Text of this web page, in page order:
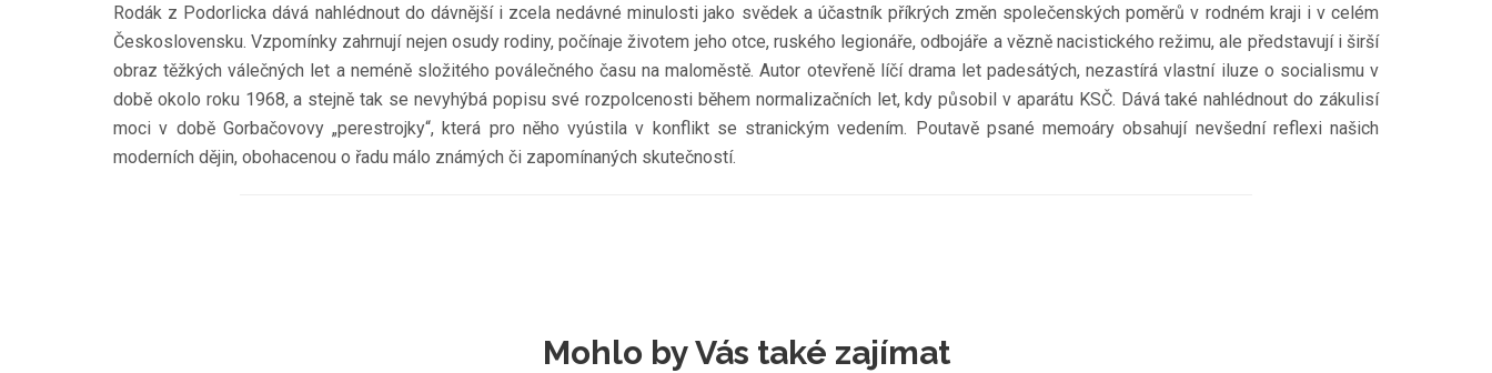
Rodák z Podorlicka dává nahlédnout do dávnější i zcela nedávné minulosti jako svědek a účastník příkrých změn společenských poměrů v rodném kraji i v celém
Československu. Vzpomínky zahrnují nejen osudy rodiny, počínaje životem jeho otce, ruského legionáře, odbojáře a vězně nacistického režimu, ale představují i širší
obraz těžkých válečných let a neméně složitého poválečného času na maloměstě. Autor otevřeně líčí drama let padesátých, nezastírá vlastní iluze o socialismu v
době okolo roku 1968, a stejně tak se nevyhýbá popisu své rozpolcenosti během normalizačních let, kdy působil v aparátu KSČ. Dává také nahlédnout do zákulisí
moci v době Gorbačovovy „perestrojky“, která pro něho vyústila v konflikt se stranickým vedením. Poutavě psané memoáry obsahují nevšední reflexi našich
moderních dějin, obohacenou o řadu málo známých či zapomínaných skutečností.
Mohlo by Vás také zajímat